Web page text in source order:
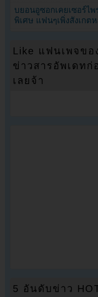
บยอนอูซอกเคยเซอร์ไพ
พิเศษ แฟนๆเพิ่งสังเกต
Like แฟนเพจขอ
ข่าวสารอัพเดทก่
เลยจ้า
5 อันดับข่าว